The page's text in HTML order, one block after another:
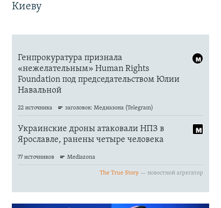
Киеву